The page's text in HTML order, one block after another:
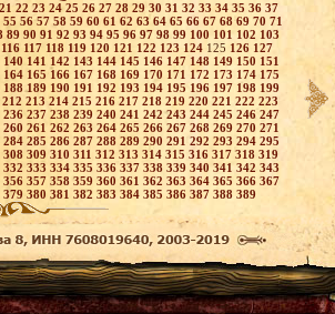
21 22 23 24 25 26 27 28 29 30 31 32 33 34 35 36 37
55 5657 58 59 60 61 62 63 64 65 66 67 68 69 70 71
89 90 91 92 93 94 95 96 97 98 99 100 101 102 103
116 117 118 119 120 121 122 123 124 125 126 127
140 141 142 143 144 145 146 147 148 149 150 151
164 165 166 167 168 169 170 171 172 173 174 175
188189 190 191 192 193 194 195 196 197 198 199
212 213 214 215 216 217 218 219 220 221 222 223
236 237 238 239 240 241 242243 244 245 246 247
260 261 262 263 264 265 266 267 268 269 270 271
284 285 286 287 288 289 290 291 292 293 294 295
308 309 310 311 312 313 314 315 316 317 318 319
332 333 334 335 336 337 338 339 340 341 342 343
356 357 358 359 360 361 362 363 364 365 366 367
379 380 381 382 383 384 385 386 387 388 389